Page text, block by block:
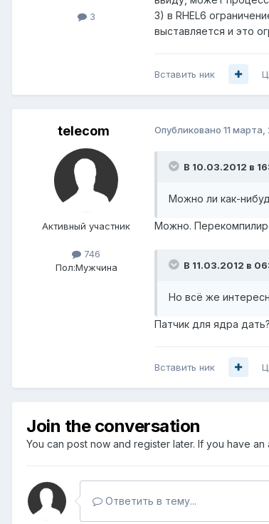
3
3) в RHEL6
выставляется и это
Вставить ник
telecom
Активный участник
746
Пол:Мужчина
Опубликовано 11 марта,
В 10.03.2012 в
Можно ли как-
Можно.
В 11.03.2012 в
Но всё же
Патчик для ядра
Вставить ник
Join the conversation
You can post now and register later. If you have an
Ответить в тему...